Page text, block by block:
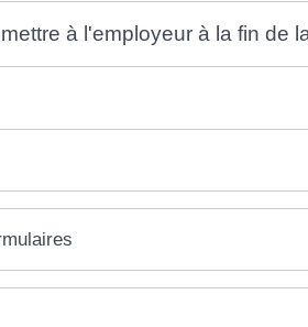
à l'employeur à la fin de